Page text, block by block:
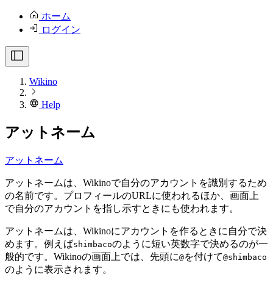
ホーム
ログイン
Wikino
Help
アットネーム
アットネーム
アットネームは、Wikinoで自分のアカウントを識別するため
の名前です。プロフィールのURLに使われるほか、画面上
で自分のアカウントを指し示すときにも使われます。
アットネームは、Wikinoにアカウントを作るときに自分で決
めます。例えばshimbacoのように短い英数字で決めるのが一
般的です。Wikinoの画面上では、先頭に@を付けて@shimbaco
のように表示されます。